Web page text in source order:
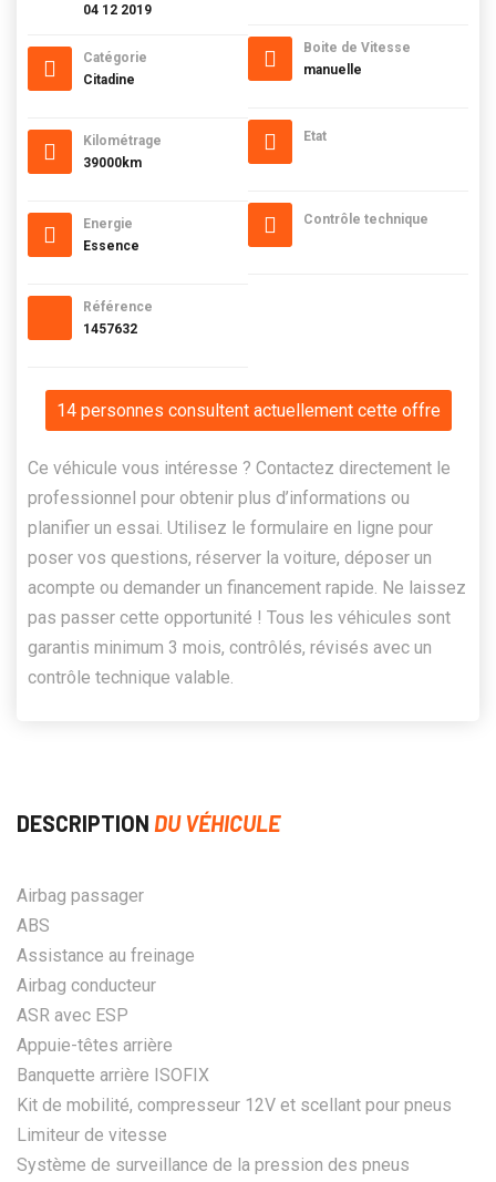
04 12 2019
Catégorie
Citadine
Kilométrage
39000km
Energie
Essence
Référence
1457632
Boite de Vitesse
manuelle
Etat
Contrôle technique
14 personnes consultent actuellement cette offre
Ce véhicule vous intéresse ? Contactez directement le
professionnel pour obtenir plus d’informations ou
planifier un essai. Utilisez le formulaire en ligne pour
poser vos questions, réserver la voiture, déposer un
acompte ou demander un financement rapide. Ne laissez
pas passer cette opportunité ! Tous les véhicules sont
garantis minimum 3 mois, contrôlés, révisés avec un
contrôle technique valable.
DESCRIPTION DU VÉHICULE
Airbag passager
ABS
Assistance au freinage
Airbag conducteur
ASR avec ESP
Appuie-têtes arrière
Banquette arrière ISOFIX
Kit de mobilité, compresseur 12V et scellant pour pneus
Limiteur de vitesse
Système de surveillance de la pression des pneus